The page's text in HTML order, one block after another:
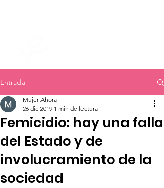
Entrada
Femicidio: hay una falla
del Estado y de
involucramiento de la
sociedad
Mujer Ahora
26 dic 2019 1 min de lectura